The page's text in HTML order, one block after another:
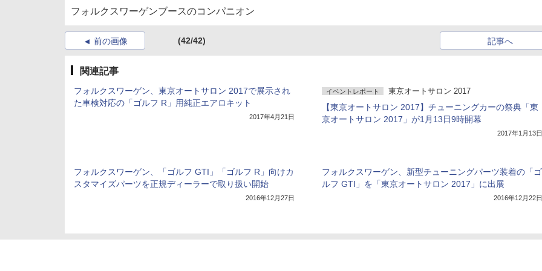
フォルクスワーゲンブースのコンパニオン
前の画像 (42/42) 記事へ
関連記事
フォルクスワーゲン、東京オートサロン 2017で展示され
た車検対応の「ゴルフ R」用純正エアロキット
2017年4月21日
イベントレポート 東京オートサロン 2017
【東京オートサロン 2017】チューニングカーの祭典「東
京オートサロン 2017」が1月13日9時開幕
2017年1月13日
フォルクスワーゲン、「ゴルフ GTI」「ゴルフ R」向けカ
スタマイズパーツを正規ディーラーで取り扱い開始
2016年12月27日
フォルクスワーゲン、新型チューニングパーツ装着の「ゴ
ルフ GTI」を「東京オートサロン 2017」に出展
2016年12月22日